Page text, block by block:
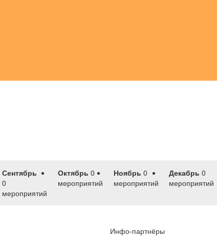
Сентябрь
0
мероприятий
Октябрь 0
мероприятий
Ноябрь 0
мероприятий
Декабрь 0
мероприятий
Инфо-партнёры